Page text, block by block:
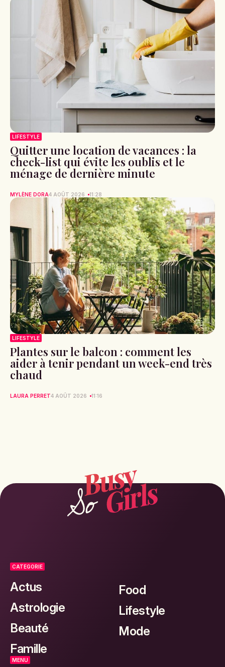
LIFESTYLE
Quitter une location de vacances : la
check-list qui évite les oublis et le
ménage de dernière minute
MYLÈNE DORA4 AOÛT 2026 11:28
LIFESTYLE
Plantes sur le balcon : comment les
aider à tenir pendant un week-end très
chaud
LAURA PERRET4 AOÛT 2026 11:16
CATEGORIE
Actus
Astrologie
Beauté
Famille
Food
Lifestyle
Mode
MENU